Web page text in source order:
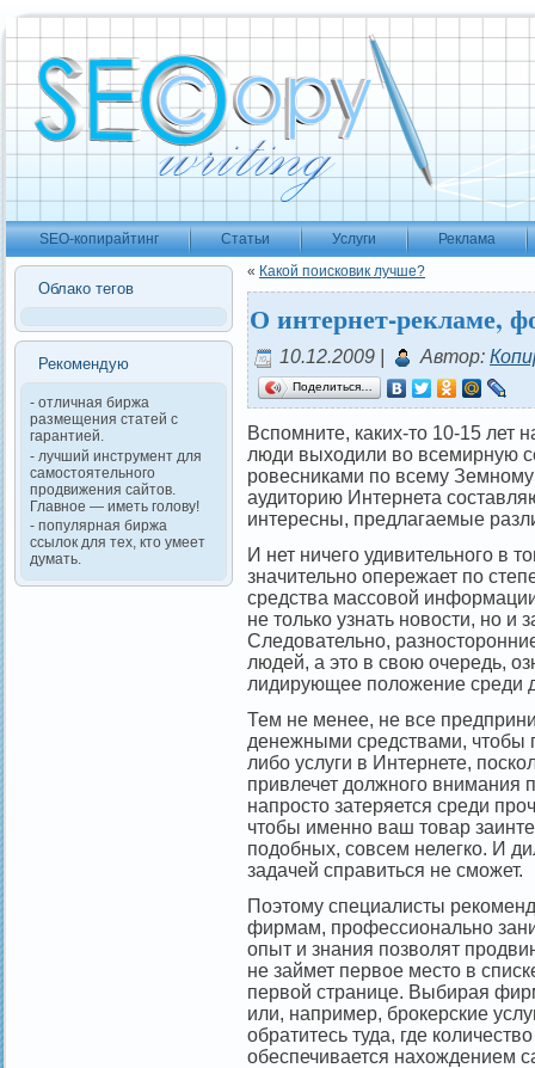
SEO-копирайтинг Статьи Услуги Реклама
Облако тегов
Рекомендую
- отличная биржа
размещения статей с
гарантией.
- лучший инструмент для
самостоятельного
продвижения сайтов.
Главное — иметь голову!
- популярная биржа
ссылок для тех, кто умеет
думать.
« Какой поисковик лучше?
О интернет-рекламе,
10.12.2009 | Автор:
Поделиться…
Вспомните, каких-то 10-15 лет
люди выходили во всемирную
ровесниками по всему
аудиторию Интернета
интересны, предлагаемые
И нет ничего удивительного в
значительно опережает по
средства массовой
не только узнать новости, но и
Следовательно,
людей, а это в свою очередь,
лидирующее положение среди
Тем не менее, не все
денежными средствами, чтобы
либо услуги в Интернете,
привлечет должного внимания
напросто затеряется среди
чтобы именно ваш товар
подобных, совсем нелегко. И
задачей справиться не сможет.
Поэтому специалисты
фирмам, профессионально
опыт и знания позволят
не займет первое место в
первой странице. Выбирая
или, например, брокерские
обратитесь туда, где
обеспечивается нахождением